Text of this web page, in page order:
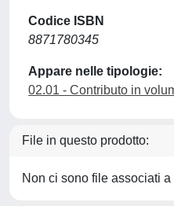
Codice ISBN
8871780345
Appare nelle tipologie:
02.01 - Contributo in
File in questo prodotto:
Non ci sono file associati